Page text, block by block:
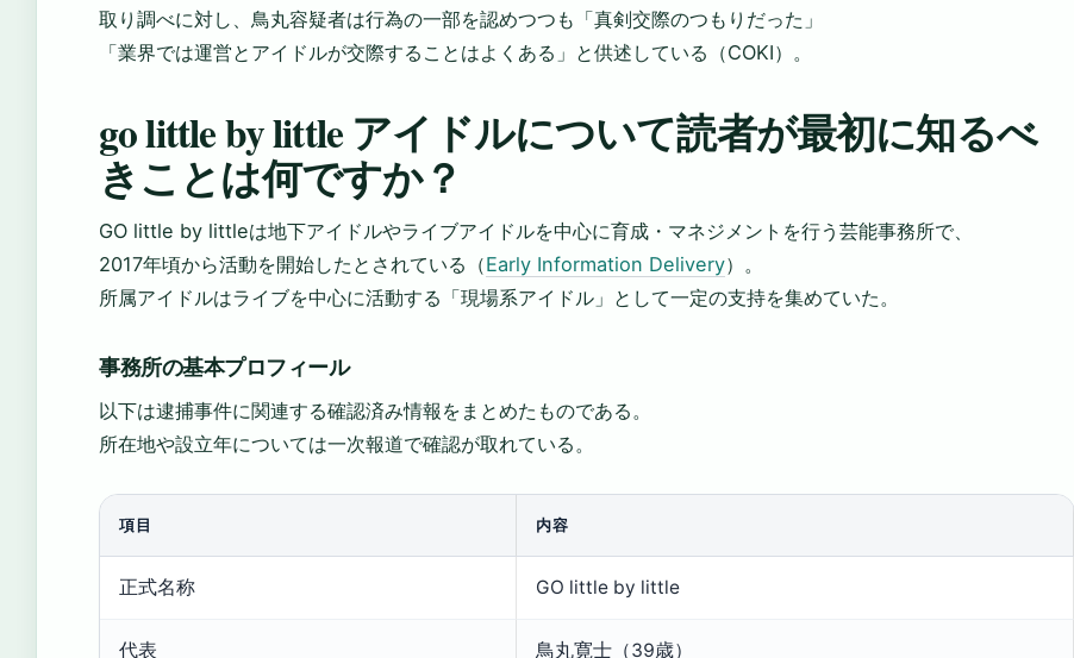
取り調べに対し、鳥丸容疑者は行為の一部を認めつつも「真剣交際のつもりだった」
「業界では運営とアイドルが交際することはよくある」と供述している（COKI）。
go little by little アイドルについて読者が最初に知るべ
きことは何ですか？
GO little by littleは地下アイドルやライブアイドルを中心に育成・マネジメントを行う芸能事務所で、
2017年頃から活動を開始したとされている（Early Information Delivery）。
所属アイドルはライブを中心に活動する「現場系アイドル」として一定の支持を集めていた。
事務所の基本プロフィール
以下は逮捕事件に関連する確認済み情報をまとめたものである。
所在地や設立年については一次報道で確認が取れている。
項目 内容
正式名称 GO little by little
代表 鳥丸寛士（39歳）